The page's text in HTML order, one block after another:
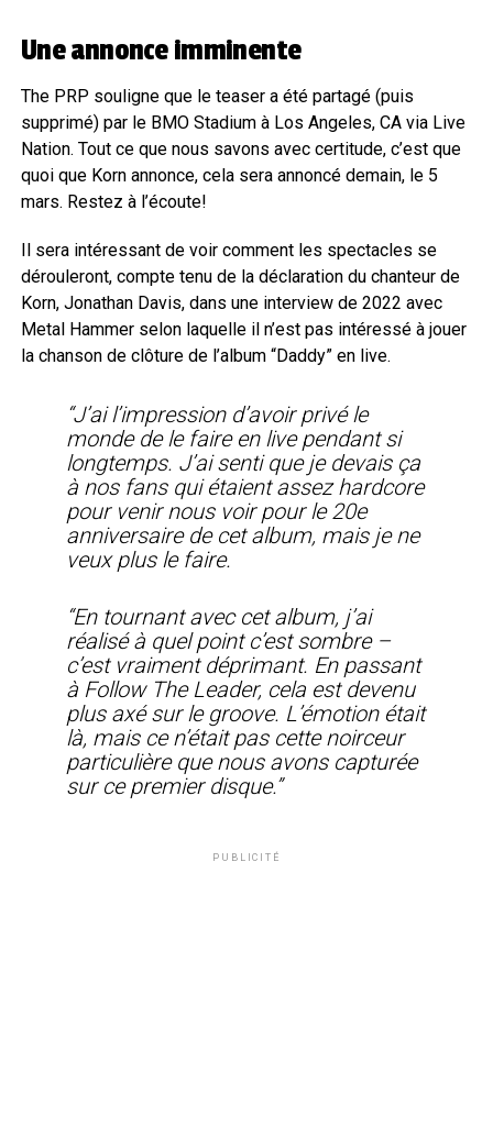
Une annonce imminente
The PRP souligne que le teaser a été partagé (puis
supprimé) par le BMO Stadium à Los Angeles, CA via Live
Nation. Tout ce que nous savons avec certitude, c’est que
quoi que Korn annonce, cela sera annoncé demain, le 5
mars. Restez à l’écoute!
Il sera intéressant de voir comment les spectacles se
dérouleront, compte tenu de la déclaration du chanteur de
Korn, Jonathan Davis, dans une interview de 2022 avec
Metal Hammer selon laquelle il n’est pas intéressé à jouer
la chanson de clôture de l’album “Daddy” en live.
“J’ai l’impression d’avoir privé le
monde de le faire en live pendant si
longtemps. J’ai senti que je devais ça
à nos fans qui étaient assez hardcore
pour venir nous voir pour le 20e
anniversaire de cet album, mais je ne
veux plus le faire.
“En tournant avec cet album, j’ai
réalisé à quel point c’est sombre –
c’est vraiment déprimant. En passant
à Follow The Leader, cela est devenu
plus axé sur le groove. L’émotion était
là, mais ce n’était pas cette noirceur
particulière que nous avons capturée
sur ce premier disque.”
PUBLICITÉ